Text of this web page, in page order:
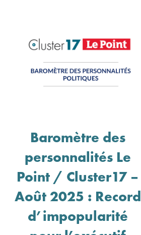
Baromètre des
personnalités Le
Point / Cluster17 –
Août 2025 : Record
d’impopularité